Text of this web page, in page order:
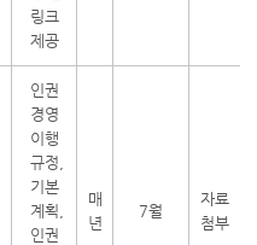
링크
제공
인권
경영
이행
규정,
기본
계획,
인권
매
년
7월
자료
첨부